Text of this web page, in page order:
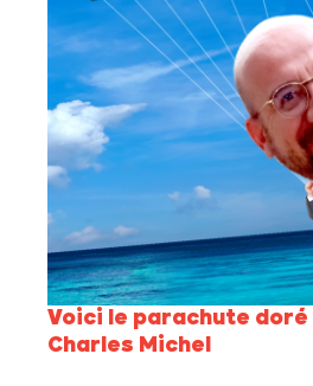
Voici le parachute
Charles Michel